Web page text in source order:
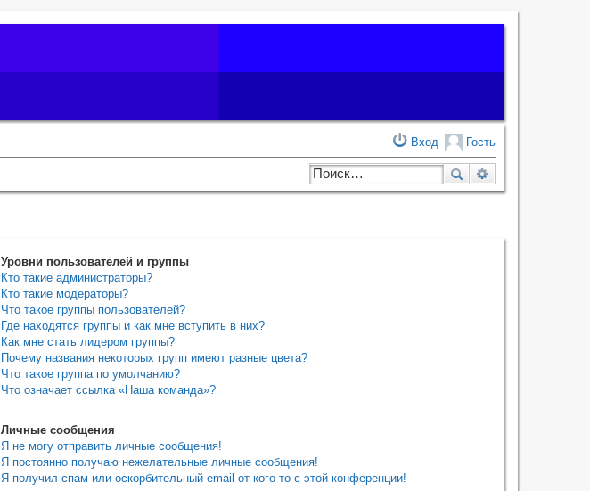
Гость
Вход
Поиск
Уровни пользователей и группы
Кто такие администраторы?
Кто такие модераторы?
Что такое группы пользователей?
Где находятся группы и как мне вступить в них?
Как мне стать лидером группы?
Почему названия некоторых групп имеют разные цвета?
Что такое группа по умолчанию?
Что означает ссылка «Наша команда»?
Личные сообщения
Я не могу отправить личные сообщения!
Я постоянно получаю нежелательные личные сообщения!
Я получил спам или оскорбительный email от кого-то с этой конференции!